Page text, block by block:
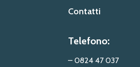
Contatti
Telefono:
– 0824 47 037